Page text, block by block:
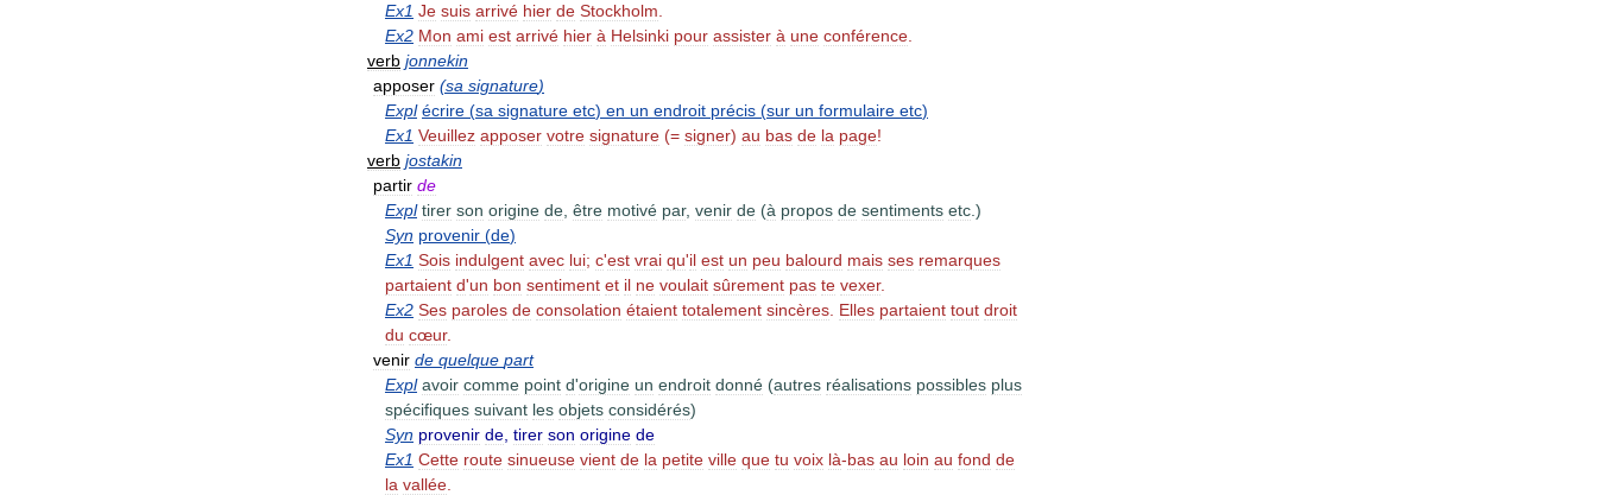
Ex1 Je suis arrivé hier de Stockholm
Ex2 Mon ami est arrivé hier à Helsinki pour assister à une conférence
verb jonnekin
apposer (sa signature)
Expl écrire (sa signature etc) en un endroit précis (sur un formulaire etc)
Ex1 Veuillez apposer votre signature (= signer) au bas de la page!
verb jostakin
partir de
Expl tirer son origine de être motivé par, venir de (à propos de sentiments etc .)
Syn provenir (de)
Ex1 Sois indulgent avec lui; c'est vrai qu'il est un peu balourd mais ses remarques
partaient d'un bon sentiment et il ne voulait sûrement pas te vexer.
Ex2 Ses paroles de consolation étaient totalement sincères Elles partaient tout droit
du cœur.
venir de quelque part
Expl avoir comme point d'origine un endroit donné (autres réalisations possibles plus
spécifiques suivant les objets considérés)
Syn provenir de tirer son origine de
Ex1 Cette route sinueuse vient de la petite ville que tu voix là-bas au loin au fond de
la vallée